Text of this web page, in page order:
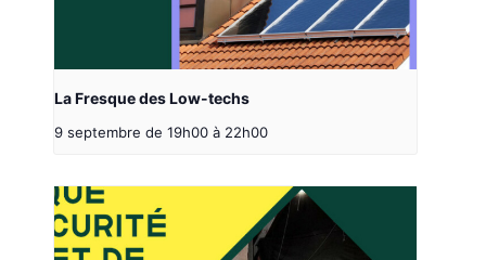
La Fresque des Low-techs
9 septembre de 19h00 à 22h00